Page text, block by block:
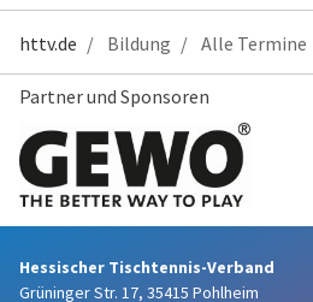
httv.de Bildung Alle Termine
Partner und Sponsoren
Hessischer Tischtennis-Verband
Grüninger Str. 17, 35415 Pohlheim